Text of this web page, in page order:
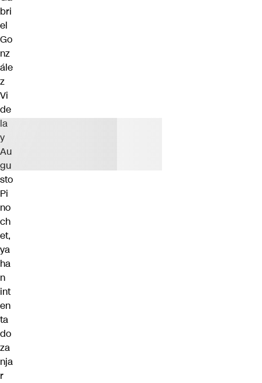
bri
el
Go
nz
ále
z
Vi
de
la
y
Au
gu
sto
Pi
no
ch
et,
ya
ha
n
int
en
ta
do
za
nja
r